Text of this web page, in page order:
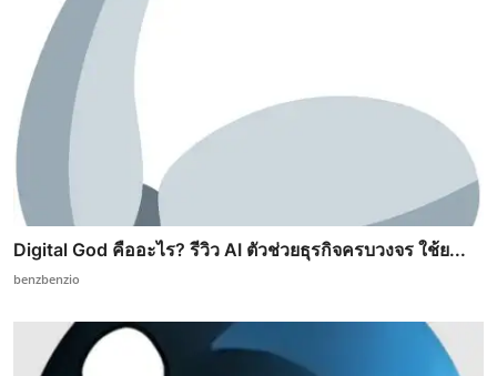
Digital God คืออะไร? รีวิว AI ตัวช่วยธุรกิจครบวงจร ใช้ย...
benzbenzio